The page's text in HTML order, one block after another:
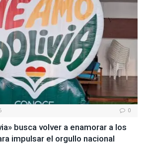
0
busca volver a enamorar a los
impulsar el orgullo nacional